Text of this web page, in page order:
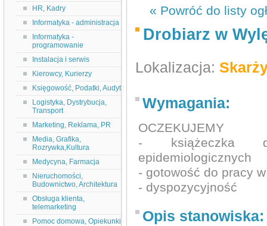
HR, Kadry
Informatyka - administracja
Informatyka -
programowanie
Instalacja i serwis
Kierowcy, Kurierzy
Księgowość, Podatki, Audyt
Logistyka, Dystrybucja,
Transport
Marketing, Reklama, PR
Media, Grafika,
Rozrywka,Kultura
Medycyna, Farmacja
Nieruchomości,
Budownictwo, Architektura
Obsługa klienta,
telemarketing
Pomoc domowa, Opiekunki
« Powróć do listy
Drobiarz w
Lokalizacja:
Wymagania:
OCZEKUJEMY
- książeczka
epidemiologicznych
- gotowość do pracy
- dyspozycyjność
Opis stanowiska: